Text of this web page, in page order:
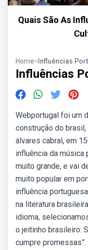
Quais São As
Home> Influências
Influências
Webportugal foi um
construção do
álvares cabral, em
influência da música
muito grande, e vai
muito popular em
influência
na literatura
idioma,
o jeitinho brasileiro:
cumpre